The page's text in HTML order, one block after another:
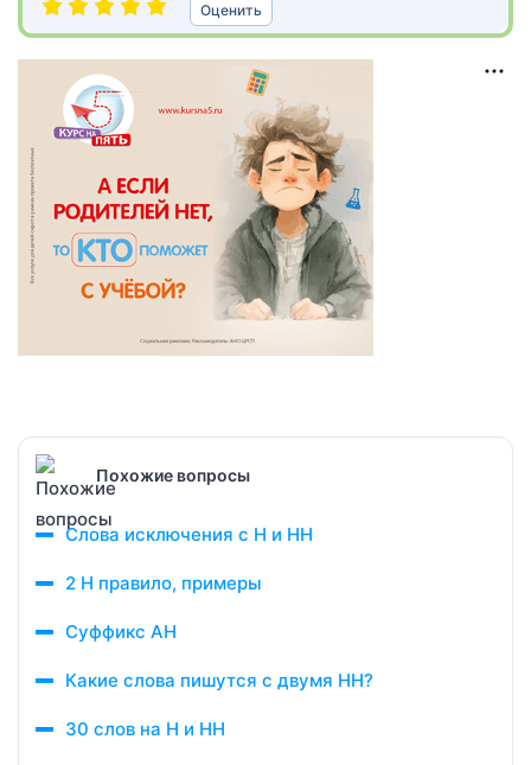
Оценить
Похожие вопросы
Слова исключения с Н и НН
2 Н правило, примеры
Суффикс АН
Какие слова пишутся с двумя НН?
30 слов на Н и НН